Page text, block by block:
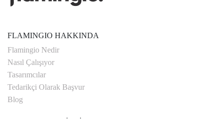
FLAMINGIO HAKKINDA
Flamingio Nedir
Nasıl Çalışıyor
Tasarımcılar
Tedarikçi Olarak Başvur
Blog